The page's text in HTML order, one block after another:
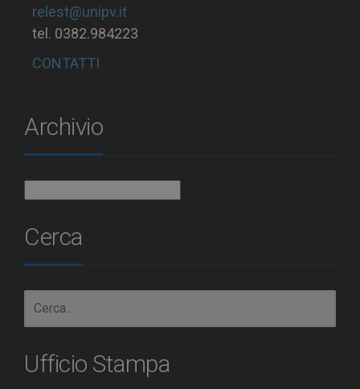
relest@unipv.it
tel. 0382.984223
CONTATTI
Archivio
Cerca
Ufficio Stampa